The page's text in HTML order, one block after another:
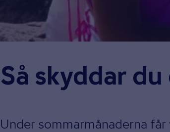
Så skyddar
Under sommarmånaderna